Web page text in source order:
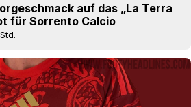
auf das „La Terra
für Sorrento Calcio